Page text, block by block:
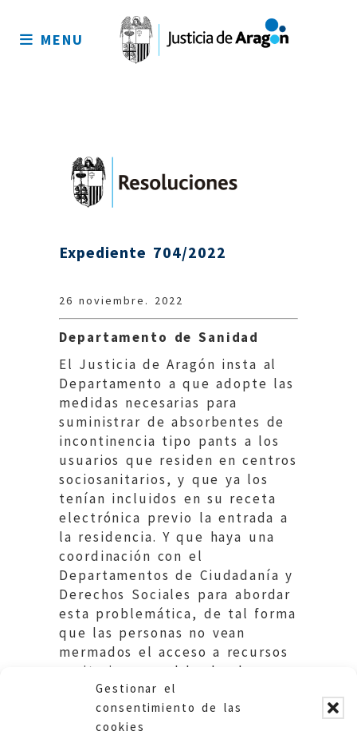
Gestionar el
consentimiento de las
cookies
sitio
MENU
Expediente 704/2022
26 noviembre. 2022
Departamento de Sanidad
El Justicia de Aragón insta al
Departamento a que adopte las
medidas necesarias para
suministrar de absorbentes de
incontinencia tipo pants a los
usuarios que residen en centros
sociosanitarios, y que ya los
tenían incluidos en su receta
electrónica previo la entrada a
la residencia. Y que haya una
coordinación con el
Departamentos de Ciudadanía y
Derechos Sociales para abordar
esta problemática, de tal forma
que las personas no vean
mermados el acceso a recursos
sanitarios por el hecho de
cambiar su lugar de residencia.